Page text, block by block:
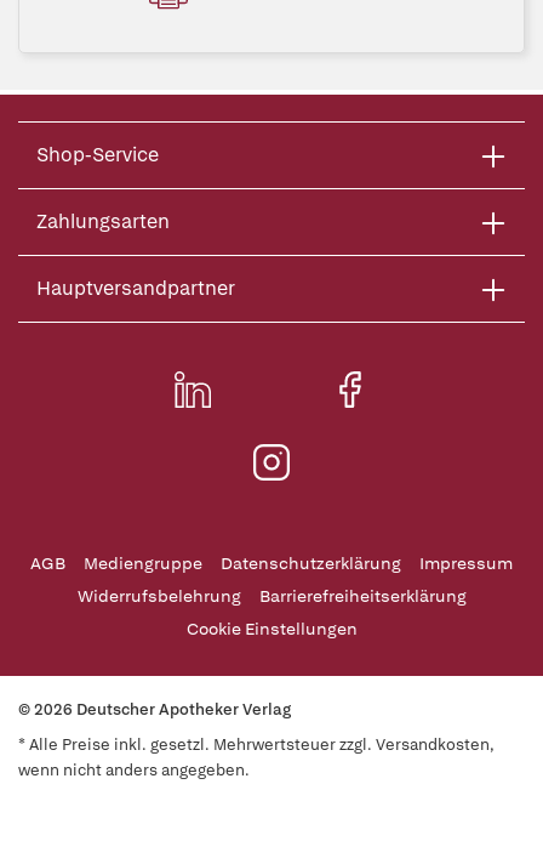
Shop-Service
Zahlungsarten
Hauptversandpartner
AGB Mediengruppe Datenschutzerklärung
Impressum
Widerrufsbelehrung
Barrierefreiheitserklärung
Cookie Einstellungen
© 2026 Deutscher Apotheker Verlag
* Alle Preise inkl. gesetzl. Mehrwertsteuer zzgl. Versandkosten,
wenn nicht anders angegeben.